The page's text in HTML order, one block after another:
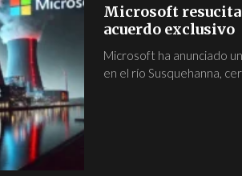
Microsoft
acuerdo exclusivo
Microsoft ha anunciado
en el río Susquehanna,